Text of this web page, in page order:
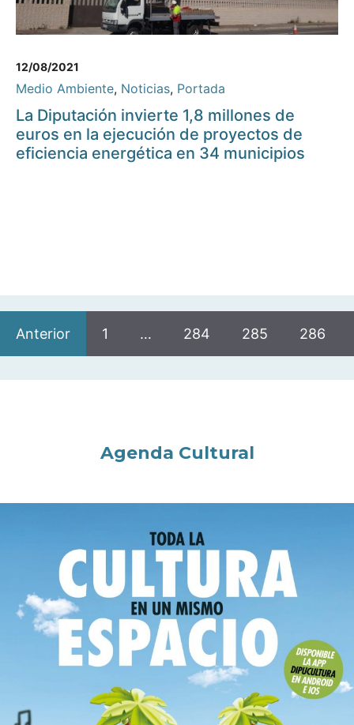
12/08/2021
Medio Ambiente, Noticias, Portada
La Diputación invierte 1,8 millones de
euros en la ejecución de proyectos de
eficiencia energética en 34 municipios
Anterior 1 … 284 285 286
Agenda Cultural